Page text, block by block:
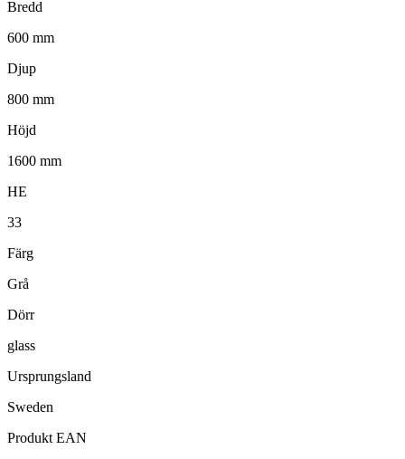
Bredd
600 mm
Djup
800 mm
Höjd
1600 mm
HE
33
Färg
Grå
Dörr
glass
Ursprungsland
Sweden
Produkt EAN